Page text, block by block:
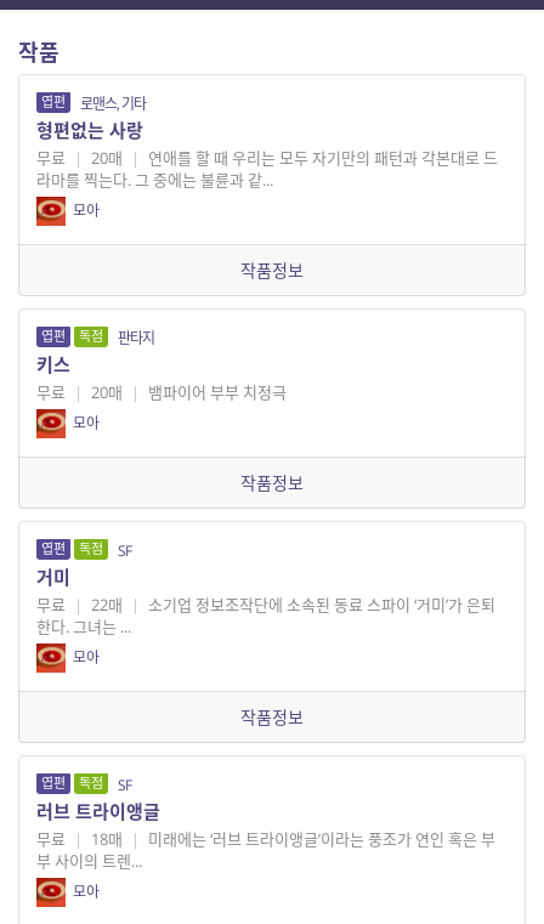
작품
엽편 로맨스, 기타
형편없는 사랑
무료 | 20매 |
연애를 할 때 우리는 모두 자기만의 패턴과 각본대로 드
라마를 찍는다. 그 중에는 불륜과 같...
모아
작품정보
엽편 독점 판타지
키스
무료 | 20매 | 뱀파이어 부부 치정극
모아
작품정보
엽편 독점 SF
거미
무료 | 22매 | 소기업 정보조작단에 소속된 동료 스파이 ‘거미’가 은퇴
한다. 그녀는 ...
모아
작품정보
엽편 독점 SF
러브 트라이앵글
무료 | 18매 |
미래에는 ‘러브 트라이앵글’이라는 풍조가 연인 혹은 부
부 사이의 트렌...
모아